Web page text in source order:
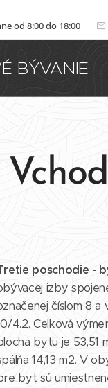
od 8:00 do 18:00
BÝVANIE
poschodie -
izby
číslom 8
4.2. Celková
bytu je 53,51
14,13 m2. V
byt sú